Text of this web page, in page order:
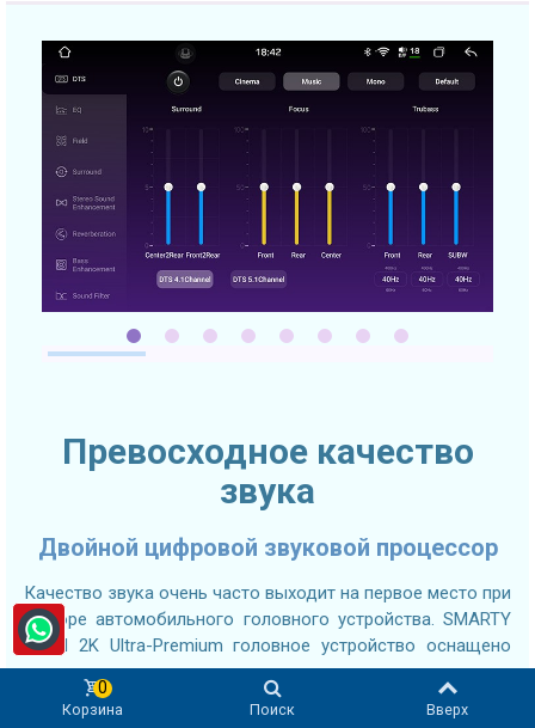
Превосходное качество
звука
Двойной цифровой звуковой процессор
Качество звука очень часто выходит на первое место при
выборе автомобильного головного устройства. SMARTY
Trend 2K Ultra-Premium головное устройство оснащено
долговечными и качественными компонентами
обработки звука для достижения максимальных
Корзина
0
Поиск Вверх